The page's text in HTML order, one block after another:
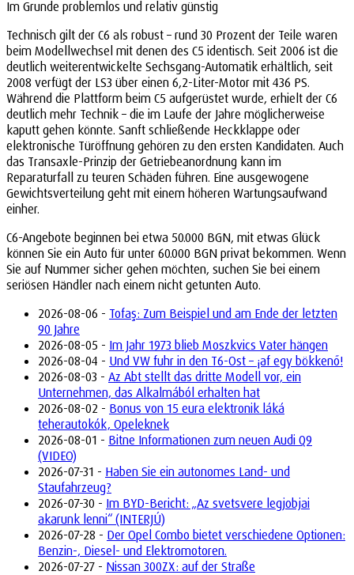
Im Grunde problemlos und relativ günstig
Technisch gilt der C6 als robust – rund 30 Prozent der Teile waren
beim Modellwechsel mit denen des C5 identisch. Seit 2006 ist die
deutlich weiterentwickelte Sechsgang-Automatik erhältlich, seit
2008 verfügt der LS3 über einen 6,2-Liter-Motor mit 436 PS.
Während die Plattform beim C5 aufgerüstet wurde, erhielt der C6
deutlich mehr Technik – die im Laufe der Jahre möglicherweise
kaputt gehen könnte. Sanft schließende Heckklappe oder
elektronische Türöffnung gehören zu den ersten Kandidaten. Auch
das Transaxle-Prinzip der Getriebeanordnung kann im
Reparaturfall zu teuren Schäden führen. Eine ausgewogene
Gewichtsverteilung geht mit einem höheren Wartungsaufwand
einher.
C6-Angebote beginnen bei etwa 50.000 BGN, mit etwas Glück
können Sie ein Auto für unter 60.000 BGN privat bekommen. Wenn
Sie auf Nummer sicher gehen möchten, suchen Sie bei einem
seriösen Händler nach einem nicht getunten Auto.
2026-08-06 - Tofaş: Zum Beispiel und am Ende der letzten
90 Jahre
2026-08-05 - Im Jahr 1973 blieb Moszkvics Vater hängen
2026-08-04 - Und VW fuhr in den T6-Ost – ¡af egy bökkenő!
2026-08-03 - Az Abt stellt das dritte Modell vor, ein
Unternehmen, das Alkalmából erhalten hat
2026-08-02 - Bonus von 15 eura elektronik láká
teherautokók, Opeleknek
2026-08-01 - Bitne Informationen zum neuen Audi Q9
(VIDEO)
2026-07-31 - Haben Sie ein autonomes Land- und
Staufahrzeug?
2026-07-30 - Im BYD-Bericht: „Az svetsvere legjobjai
akarunk lenni“ (INTERJÚ)
2026-07-28 - Der Opel Combo bietet verschiedene Optionen:
Benzin-, Diesel- und Elektromotoren.
2026-07-27 - Nissan 300ZX: auf der Straße